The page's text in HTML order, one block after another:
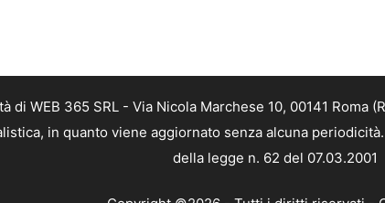
di WEB 365 SRL - Via Nicola Marchese 10, 00141 Roma
in quanto viene aggiornato senza alcuna
della legge n. 62 del 07.03.2001